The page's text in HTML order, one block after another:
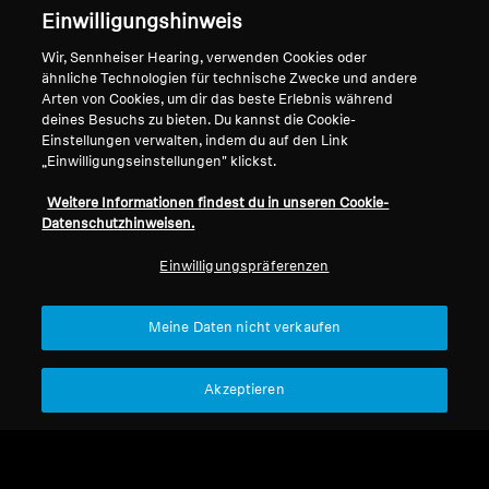
Impressum
Vertrag widerrufen
Globale Datenschutzrichtlinie
Allgemeine
Geschäftsbedingungen für
Koordinierte Richtlinie zur
Unser Unternehmen
Karriere bei Sonova
Sennheiser Consumer
Impressum Cookie-Einstellungen
Einwilligungshinweis
Wir, Sennheiser Hearing, verwenden Cookies oder
ähnliche Technologien für technische Zwecke und andere
Arten von Cookies, um dir das beste Erlebnis während
deines Besuchs zu bieten. Du kannst die Cookie-
Einstellungen verwalten, indem du auf den Link
„Einwilligungseinstellungen" klickst.
Weitere Informationen findest du in unseren Cookie-
Datenschutzhinweisen.
Einwilligungspräferenzen
Meine Daten nicht verkaufen
Akzeptieren